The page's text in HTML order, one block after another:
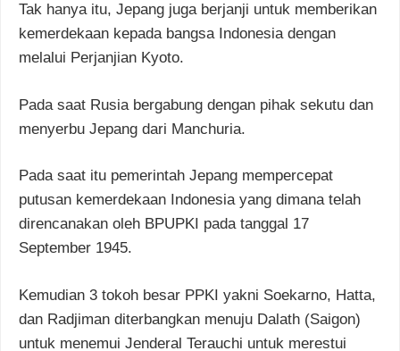
Tak hanya itu, Jepang juga berjanji untuk memberikan
kemerdekaan kepada bangsa Indonesia dengan
melalui Perjanjian Kyoto.
Pada saat Rusia bergabung dengan pihak sekutu dan
menyerbu Jepang dari Manchuria.
Pada saat itu pemerintah Jepang mempercepat
putusan kemerdekaan Indonesia yang dimana telah
direncanakan oleh BPUPKI pada tanggal 17
September 1945.
Kemudian 3 tokoh besar PPKI yakni Soekarno, Hatta,
dan Radjiman diterbangkan menuju Dalath (Saigon)
untuk menemui Jenderal Terauchi untuk merestui